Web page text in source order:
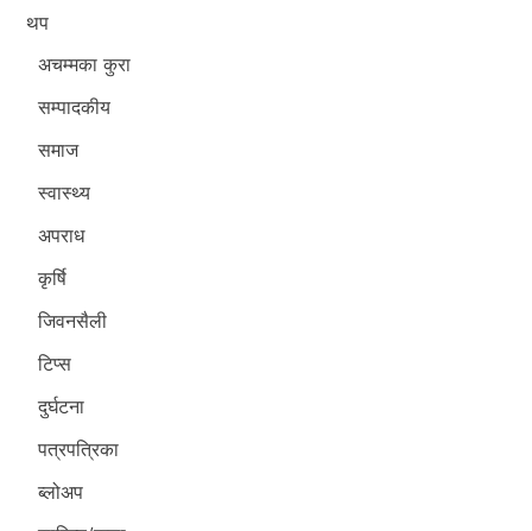
थप
अचम्मका कुरा
सम्पादकीय
समाज
स्वास्थ्य
अपराध
कृर्षि
जिवनसैली
टिप्स
दुर्घटना
पत्रपत्रिका
ब्लोअप